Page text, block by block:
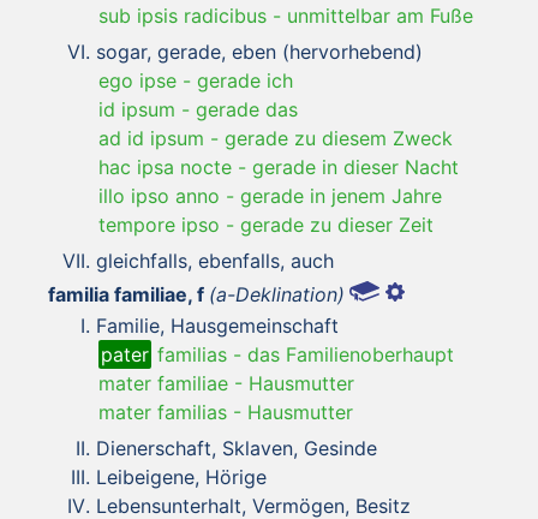
sub ipsis radicibus - unmittelbar am Fuße
sogar, gerade, eben (hervorhebend)
ego ipse - gerade ich
id ipsum - gerade das
ad id ipsum - gerade zu diesem Zweck
hac ipsa nocte - gerade in dieser Nacht
illo ipso anno - gerade in jenem Jahre
tempore ipso - gerade zu dieser Zeit
gleichfalls, ebenfalls, auch
familia familiae, f (a-Deklination)
Familie, Hausgemeinschaft
pater familias - das Familienoberhaupt
mater familiae - Hausmutter
mater familias - Hausmutter
Dienerschaft, Sklaven, Gesinde
Leibeigene, Hörige
Lebensunterhalt, Vermögen, Besitz